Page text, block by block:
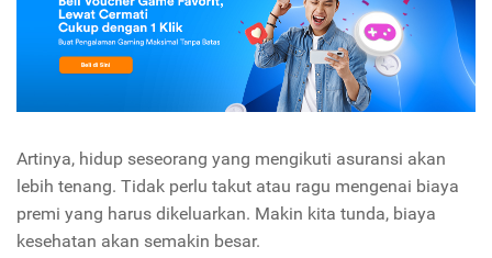
Artinya, hidup seseorang yang mengikuti asuransi akan
lebih tenang. Tidak perlu takut atau ragu mengenai biaya
premi yang harus dikeluarkan. Makin kita tunda, biaya
kesehatan akan semakin besar.